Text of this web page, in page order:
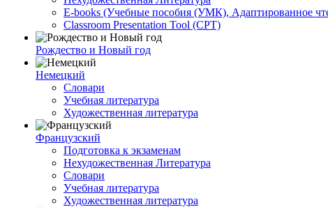
E-books (Учебные пособия (УМК), Адаптированное
Classroom Presentation Tool (CPT)
Рождество и Новый год
Немецкий
Словари
Учебная литература
Художественная литература
Французский
Подготовка к экзаменам
Нехудожественная Литература
Словари
Учебная литература
Художественная литература